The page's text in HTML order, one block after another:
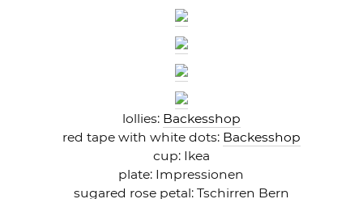
lollies: Backesshop
red tape with white dots: Backesshop
cup: Ikea
plate: Impressionen
sugared rose petal: Tschirren Bern